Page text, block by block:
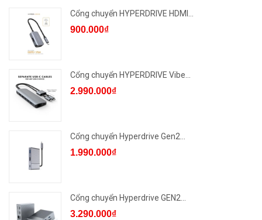
Cổng chuyển HYPERDRIVE HDMI...
900.000₫
Cổng chuyển HYPERDRIVE Vibe...
2.990.000₫
Cổng chuyển Hyperdrive Gen2...
1.990.000₫
Cổng chuyển Hyperdrive GEN2...
3.290.000₫